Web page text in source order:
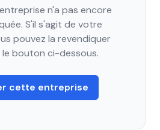
n'a pas encore
S'il s'agit de votre
pouvez la revendiquer
bouton ci-dessous.
cette entreprise